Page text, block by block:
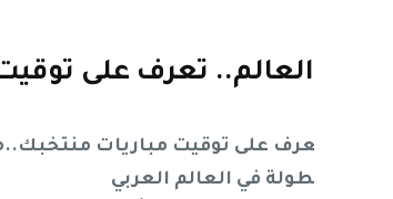
كأس العالم.. تعرف على
تعرف على توقيت مباريات
البطولة في العالم العربي